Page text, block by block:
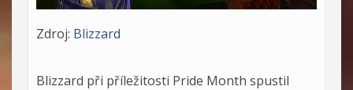
Zdroj: Blizzard
Blizzard při příležitosti Pride Month spustil